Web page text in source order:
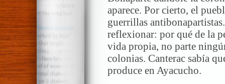
aparece. Por cierto, el
guerrillas
reflexionar: por qué de la
vida propia, no parte
colonias. Canterac sabía
produce en Ayacucho.